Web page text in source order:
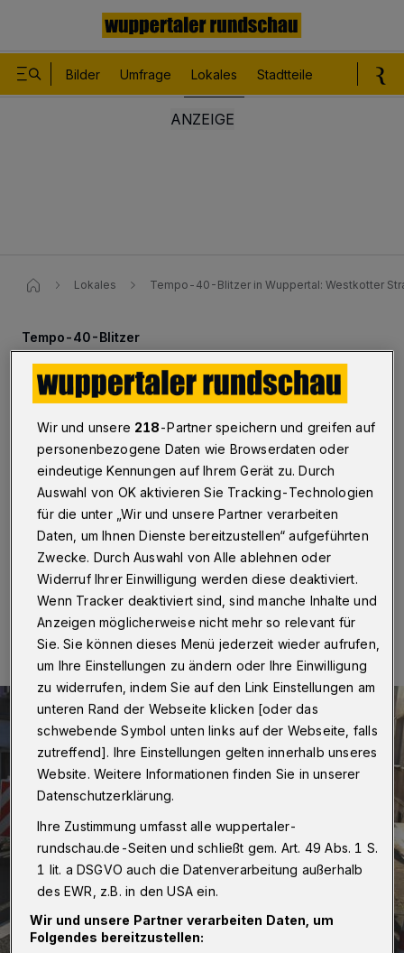
Bilder Umfrage Lokales Stadtteile
Lokales Tempo-40-Blitzer in Wuppertal: Westkotter
Tempo-40-Blitzer
Westkotter Straße startet
Wuppertal·Als erstes startet am Freitag (27.
November 2020) die neue Tempo-40-Blitzersäule an
der Westkotter Straße in Wuppertal. Im Laufe des
Vormittags werden dort die Kameras installiert und der
Blitzer wird eingeschaltet. Er überwacht dann die
Tempo-40-Zone auf der Westkotter Straße
bergaufwärts und -abwärts.
27.11.2020 , 11:00 Uhr Eine Minute Lesezeit
Wir und unsere 218-Partner speichern und greifen auf
personenbezogene Daten wie Browserdaten oder
eindeutige Kennungen auf Ihrem Gerät zu. Durch
Auswahl von OK aktivieren Sie Tracking-Technologien
für die unter „Wir und unsere Partner verarbeiten
Daten, um Ihnen Dienste bereitzustellen“ aufgeführten
Zwecke. Durch Auswahl von Alle ablehnen oder
Widerruf Ihrer Einwilligung werden diese deaktiviert.
Wenn Tracker deaktiviert sind, sind manche Inhalte und
Anzeigen möglicherweise nicht mehr so relevant für
Sie. Sie können dieses Menü jederzeit wieder aufrufen,
um Ihre Einstellungen zu ändern oder Ihre Einwilligung
zu widerrufen, indem Sie auf den Link Einstellungen am
unteren Rand der Webseite klicken [oder das
schwebende Symbol unten links auf der Webseite, falls
zutreffend]. Ihre Einstellungen gelten innerhalb unseres
Website. Weitere Informationen finden Sie in unserer
Datenschutzerklärung.
Ihre Zustimmung umfasst alle wuppertaler-
rundschau.de-Seiten und schließt gem. Art. 49 Abs. 1 S.
1 lit. a DSGVO auch die Datenverarbeitung außerhalb
des EWR, z.B. in den USA ein.
Wir und unsere Partner verarbeiten Daten, um
Folgendes bereitzustellen: